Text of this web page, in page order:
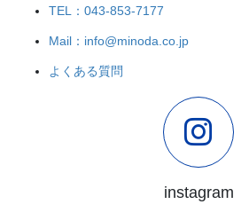
TEL：043-853-7177
Mail：info@minoda.co.jp
よくある質問
instagram